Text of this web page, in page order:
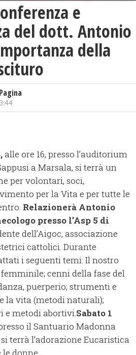
e
del dott. Antonio
della
alle ore 16, presso l’auditorium
a Marsala, si terrà un
per volontari, soci,
per la Vita e per tutte le
Relazionerà Antonio
presso l’Asp 5 di
dell’Aigoc, associazione
cattolici. Durante
i seguenti temi: Il nostro
cenni della fase del
puerperio; strumenti e
la vita (metodi naturali);
metodi abortivi.Sabato 1
il Santuario Madonna
terrà l’adorazione Eucaristica